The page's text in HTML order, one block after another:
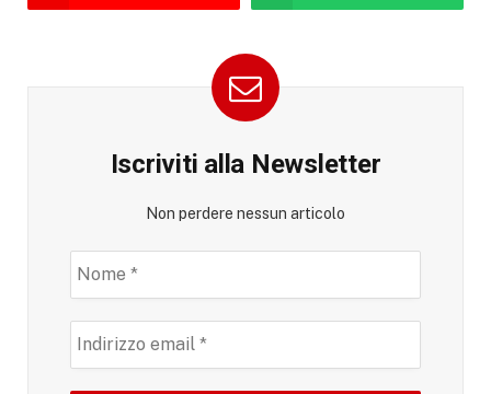
Iscriviti alla Newsletter
Non perdere nessun articolo